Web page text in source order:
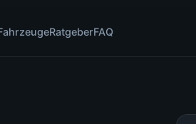
RatgeberFAQ